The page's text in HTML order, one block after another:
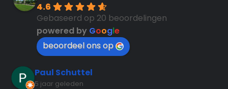
4.6
Gebaseerd op 20 beoordelingen
powered by Google
beoordeel ons op
Paul Schuttel
5 jaar geleden